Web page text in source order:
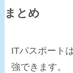
まとめ
ITパスポート
強できます。